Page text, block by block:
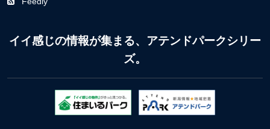
イイ感じの情報が集まる、アテンドパークシリー
ズ。